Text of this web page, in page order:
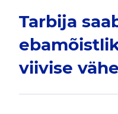
Tarbija
viivise